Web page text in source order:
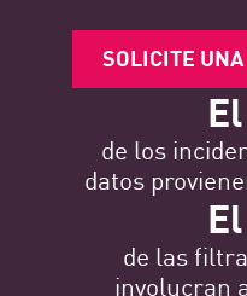
SOLICITE
de los
datos
de las
involucran